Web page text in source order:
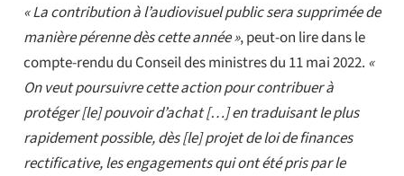
« La contribution à l’audiovisuel public sera supprimée de
manière pérenne dès cette année », peut-on lire dans le
compte-rendu du Conseil des ministres du 11 mai 2022. «
On veut poursuivre cette action pour contribuer à
protéger [le] pouvoir d’achat […] en traduisant le plus
rapidement possible, dès [le] projet de loi de finances
rectificative, les engagements qui ont été pris par le